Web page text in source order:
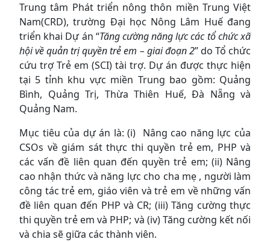
Trung tâm Phát triển nông thôn miền Trung Việt
Nam(CRD), trường Đại học Nông Lâm Huế đang
triển khai Dự án “Tăng cường năng lực các tổ chức xã
hội về quản trị quyền trẻ em – giai đoạn 2” do Tổ chức
cứu trợ Trẻ em (SCI) tài trợ. Dự án được thực hiện
tại 5 tỉnh khu vực miền Trung bao gồm: Quảng
Bình, Quảng Trị, Thừa Thiên Huế, Đà Nẵng và
Quảng Nam.
Mục tiêu của dự án là: (i) Nâng cao năng lực của
CSOs về giám sát thực thi quyền trẻ em, PHP và
các vấn đề liên quan đến quyền trẻ em; (ii) Nâng
cao nhận thức và năng lực cho cha mẹ , người làm
công tác trẻ em, giáo viên và trẻ em về những vấn
đề liên quan đến PHP và CR; (iii) Tăng cường thực
thi quyền trẻ em và PHP; và (iv) Tăng cường kết nối
và chia sẽ giữa các thành viên.